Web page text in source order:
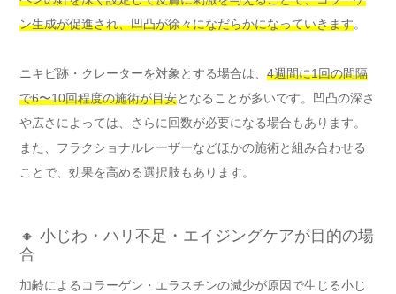
ン生成が促進され、凹凸が徐々になだらかになっていきます。
ニキビ跡・クレーターを対象とする場合は、 4週間に1回の間隔
で6〜10回程度の施術が目安となることが多いです。凹凸の深さ
や広さによっては、さらに回数が必要になる場合もあります。
また、フラクショナルレーザーなどほかの施術と組み合わせる
ことで、効果を高める選択肢もあります。
🔸 小じわ・ハリ不足・エイジングケアが目的の場
合
加齢によるコラーゲン・エラスチンの減少が原因で生じる小じ